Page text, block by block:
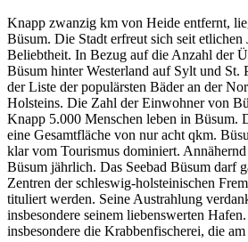
Knapp zwanzig km von Heide entfernt,
Büsum. Die Stadt erfreut sich seit etlichen
Beliebtheit. In Bezug auf die Anzahl der
Büsum hinter Westerland auf Sylt und St.
der Liste der populärsten Bäder an der
Holsteins. Die Zahl der Einwohner von
Knapp 5.000 Menschen leben in Büsum.
eine Gesamtfläche von nur acht qkm.
klar vom Tourismus dominiert.
Büsum jährlich. Das Seebad Büsum darf
Zentren der schleswig-holsteinischen
tituliert werden. Seine Austrahlung
insbesondere seinem liebenswerten
insbesondere die Krabbenfischerei, die